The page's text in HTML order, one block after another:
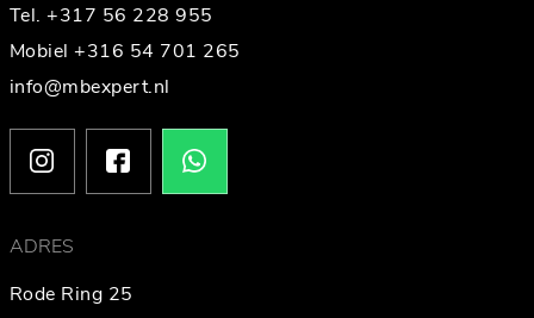
Tel. +317 56 228 955
Mobiel +316 54 701 265
info@mbexpert.nl
ADRES
Rode Ring 25